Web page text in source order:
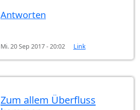
Antworten
Mi. 20 Sep 2017 - 20:02 Link
Zum allem Überfluss